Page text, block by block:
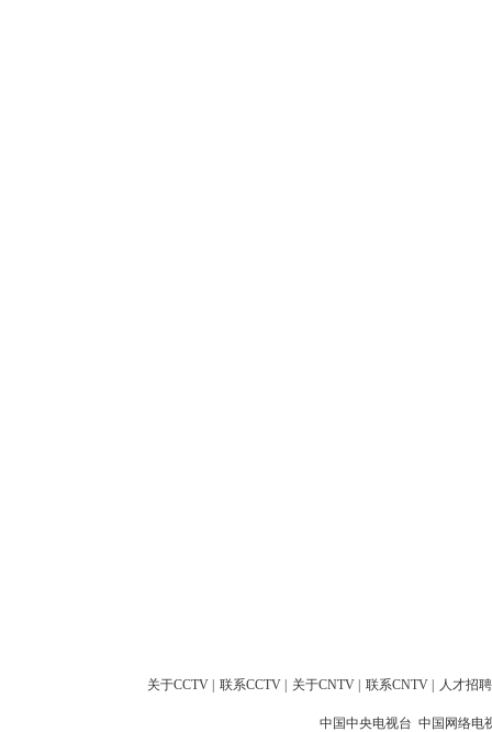
关于CCTV 联系CCTV 关于CNTV 联系CNTV 人才招聘
中国中央电视台 中国网络电